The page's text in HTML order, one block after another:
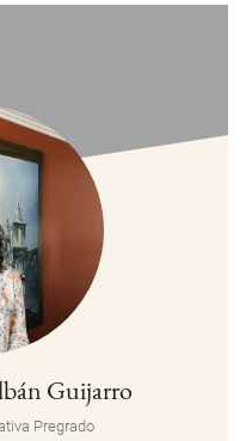
Guijarro
Pregrado